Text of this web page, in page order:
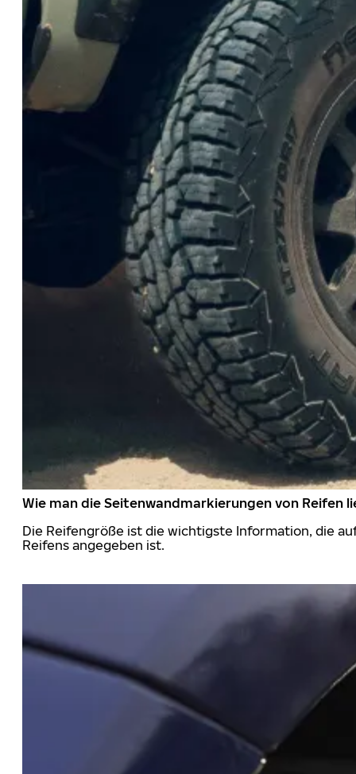
Wie man die Seitenwandmarkierungen von Reifen
Die Reifengröße ist die wichtigste Information, die
Reifens angegeben ist.